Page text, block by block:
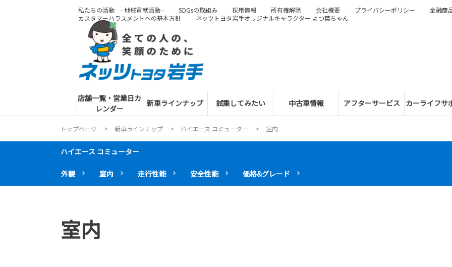
店舗一覧・営業日カ
レンダー
新車ラインナップ 試乗してみたい 中古車情報 アフターサービス カーライフサ
私たちの活動 - 地域貢献活動 - SDGsの取組み 採用情報 所有権解除 会社概要 プライバシーポリシー
金融商
カスタマーハラスメントへの基本方針
ネッツトヨタ岩手オリジナルキャラクター よつ葉ちゃん
トップページ 新車ラインナップ ハイエース コミューター 室内
ハイエース コミューター
外観 室内 走行性能 安全性能 価格&グレード
室内